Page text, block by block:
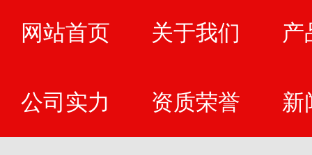
网站首页 关于我们 产
公司实力 资质荣誉 新